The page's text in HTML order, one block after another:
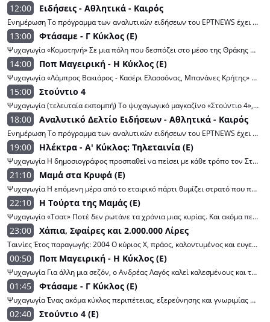
12:00 Ειδήσεις - Αθλητικά - Καιρός
Ενημέρωση Το πρόγραμμα των αναλυτικών ειδήσεων του ΕΡΤNEWS έχει ως βασικό άξονα την εγκυρότητα και την αξιοπιστία. Όλες οι ειδήσεις και οι εξελίξεις από την Ελλάδα αλλά και το εξωτερικό, επτά ημέρες την εβδομάδα. Παρουσίαση: Μαρία Σιώζου
13:00 Φτάσαμε - Γ Κύκλος (E)
Ψυχαγωγία «Κομοτηνή» Σε μια πόλη που δεσπόζει στο μέσο της Θράκης ως σημείο συνάντησης διαφορετικών πολιτισμών και παραδόσεων ταξιδεύει η εκπομπή “Φτάσαμε” με τον Ζερόμ Καλούτα, ο οποίος μαγεύεται από τις εικόνες και γεύσεις της Κομοτηνής. Σκηνοθεσία: Ανδρέας Λουκάκος Διεύθυνση παραγωγής: Λάμπρος Παπαδέας Αρχισυνταξία: Χριστίνα Κατσαντώνη Διεύθυνση φωτογραφίας: Ξενοφών Βαρδαρός Οργάνωση Παραγωγής: Εβελίνα Πιπίδη Έρευνα: Νεκταρία Ψαράκη Παρουσίαση: Ζερόμ Καλούτα
14:00 Ποπ Μαγειρική - Η Κύκλος (E)
Ψυχαγωγία «Λάμπρος Βακιάρος - Κασέρι Ελασσόνας, Μπανάνες Κρήτης» Στην κουζίνα της «ΠΟΠ Μαγειρικής» καταφτάνει ο γνωστός σεφ, Λάμπρος Βακιάρος. Μαζί με τον οικοδεσπότη της εκπομπής Ανδρέα Λαγό, δημιουργούν δύο πολύ γευστικά πιάτα. Επιμέλεια συνταγών: Ανδρέας Λαγός Σκηνοθεσία: Γιώργος Λογοθέτης Οργάνωση παραγωγής: Θοδωρής Σ. Καβαδάς Αρχισυνταξία: Tζίνα Γαβαλά Διεύθυνση παραγωγής: Βασίλης Παπαδάκης Διευθυντής Φωτογραφίας: Θέμης Μερτύρης Υπεύθυνη Καλεσμένων- Δημοσιογραφική επιμέλεια: Νικολέτα Μακρή Παραγωγή: GV Productions Παρουσίαση: Ανδρέας Λαγός
15:00 Στούντιο 4
Ψυχαγωγία (τελευταία εκπομπή) Το ψυχαγωγικό μαγκαζίνο «Στούντιο 4»,με τη Νάνσυ Ζαμπέτογλου και τον Θανάση Αναγνωστόπουλο,μας κρατάει συντροφιά με εκλεκτούς καλεσμένους,ενδιαφέροντα θέματα,ιδιαίτερες ανθρώπινες ιστορίες και κυρίως θετική διάθεση και ενέργεια. Σκηνοθεσία: Θανάσης Τσαουσόπουλος Αρχισυνταξία: Κλεοπάτρα Πατλάκη Βοηθός αρχισυντάκτης: Διονύσης Χριστόπουλος Συντακτική ομάδα: Κώστας Βαϊμάκης, Θάνος Παπαχάμος, Αθηνά Ζώρζου, Βάλια Ζαμπάρα, Κωνσταντίνος Κούρος, Kωνσταντίνος Αρκάς Project director: Γιώργος Ζαμπέτογλου Μουσική επιμέλεια: Μιχάλης Καλφαγιάννης Υπεύθυνη καλεσμένων: Μαρία Χολέβα Στην κουζίνα: Δημήτρης Μακρυνιώτης και Σταύρος Βαρθαλίτης Διεύθυνση παραγωγής: Κυριακή Βρυσοπούλου Παραγωγή: EΡT-Plan A Παρουσίαση: Νάνσυ Ζαμπέτογλου, Θανάσης Αναγνωστόπουλος
18:00 Αναλυτικό Δελτίο Ειδήσεων - Αθλητικά - Καιρός
Ενημέρωση Το πρόγραμμα των αναλυτικών ειδήσεων του ΕΡΤNEWS έχει ως βασικό άξονα την εγκυρότητα και την αξιοπιστία. Όλες οι ειδήσεις και οι εξελίξεις από την Ελλάδα αλλά και το εξωτερικό, επτά ημέρες την εβδομάδα. Παρουσίαση: Απόστολος Μαγγηριάδης
19:00 Ηλέκτρα - Α' Κύκλος: Τηλεταινία (E)
Ψυχαγωγία Η δημοσιογράφος προσπαθεί να πείσει με κάθε τρόπο τον Στέργιο να δώσει συνέντευξη για την αθωότητα του Βασίλη. Γιατί επιμένει τόσο. Ο Νικόλας μέσα στην οργή για την κατάστασή του, αποκαλύπτει ποιος τον πυροβόλησε. Παίζουν: Έμιλυ Κολιανδρή (Ηλέκτρα), Αποστόλης Τότσικας (Παύλος Φιλίππου), Τάσος Γιαννόπουλος (Σωτήρης Βρεττός), Κατερίνα Διδασκάλου (Δόμνα Σαγιά), Γιώργος Συμεωνίδης (Στέργιος Σαγιάς), Λουκία Παπαδάκη (Τιτίκα Βρεττού), Αλέξανδρος Μυλωνάς (Πέτρος Βρεττός), Θανάσης Πατριαρχέας (Νικόλας Βρεττός), Νεφέλη Κουρή (Κατερίνα), Ευαγγελία Μουμούρη (Μερόπη Χατζή), Δανάη Λουκάκη (Ζωή Νικολαΐδου), Δρόσος Σκώτης (Κυριάκος Χατζής), Ειρήνη Λαφαζάνη (Δανάη), Όλγα Μιχαλοπούλου (Νεφέλη), Βίκτωρας Πέτσας (Βασίλης), Μανώλης Γεραπετρίτης (Περλεπές- Διευθυντής σχολείου), Αλέξανδρος Πιεχόβιακ (Νώντας), Γκαλ Ρομπίσα (Μάρκος), Βασίλειος-Κυριάκος Αφεντούλης (αστυνομικός Χάρης), Χρήστος Γεωργαλής (Σεραφεντίνογλου), Ιφιγένεια Πιεριδού (Ουρανία), Αστέριος Κρικώνης (Φανούρης), Φανή Καταβέλη (Ελένη), Ευγενία Καραμπεσίνη (Φιλιώ), Άρης Αντωνόπουλος (υπαστυνόμος Μίμης), Ελένη Κούστα (Μάρω), Άλκης Μαγγόνας (Τέλης), Νεκτάρια Παναγιωτοπούλου (Σοφία), Θάνος Καληώρας (Ταξίαρχος Ανδρέας Γκίκας), Νίκος Ιωαννίδης (Κωνσταντής), Αλέξανδρος Βάρθης (Δικηγόρος Νάσος Δημαράς), Αιμιλιανός Σταματάκης (Σταύρος), Παύλος Κουρτίδης (Ορέστης Μίχος). Σενάριο: Μαντώ Αρβανίτη, Θωμάς Τσαμπάνης Σκηνοθεσία: Βίκυ Μανώλη Διεύθυνση φωτογραφίας: Γιώργος Παπανδρικόπουλος, Γιάννης Μάνος Ενδυματολόγος: Έλενα Παύλου Σκηνογράφος: Κική Πίττα Οργάνωση παραγωγής: Θοδωρής Κόντος Εκτέλεση παραγωγής: JK PRODUCTIONS – ΚΑΡΑΓΙΑΝΝΗΣΠαραγωγή: ΕΡΤ
21:10 Μαμά στα Κρυφά (E)
Ψυχαγωγία Η επόμενη μέρα από το εταιρικό πάρτι θυμίζει στρατό που προσπαθεί να ανασυγκροτήσει τις δυνάμεις του, να μετρήσει απώλειες και να καταστρώσει νέες στρατηγικές. Παράλληλα, το γραφείο αναλαμβάνει δυο νέες σοβαρές υποθέσεις. Παίζουν: Τζένη Θεωνά (Λίζα Βάλβη), Αντίνοος Αλμπάνης (Πάνος Στεφανίδης), Νικολέττα Καρρά (Πέρλα), Άννα Μενενάκου (Μάρθα), Νίκη Λάμη (Νόρα), Ευγενία Δημητροπούλου (Νίνα, σύζυγος Πάνου), Θανάσης Ισιδώρου (Ιάκωβος), Αντιγόνη Δρακουλάκη (Ελένη Παπανικολάου), Κατερίνα Μισιχρόνη (Έλσα Αθανασιάδου), Χάρης Γρηγορόπουλος (Γεώργιος Νικολάου), Κωνσταντίνος Πεσλής (Απόλλωνας), Εμμέλεια Πρίντεζη (Αφροδίτη, κόρη της Λίζας), Παντελής Παπαδόπουλος (Στέφανος Στεφανίδης), Ραφαήλ Καραογλάνης (Αλέξης, γιος της Λίζας)Σκηνοθεσία: Νίκος Ζαπατίνας Σενάριο: Πάνος Αμαραντίδης Παραγωγή: ΕΡΤΕκτέλεση παραγωγής: Primavisione
22:10 Η Τούρτα της Μαμάς (E)
Ψυχαγωγία «Τσατ» Ποτέ δεν ρωτάνε τα χρόνια μιας κυρίας. Και ακόμα περισσότερο αν αυτή η κυρία είναι η αειθαλής Μαριλού. Άλλωστε, για εκείνη ο χρόνος δεν μετρά κι ο χρόνος δεν έχει κανέναν σκοπό και πρόθεση να την εκθέσει. Σενάριo: Αλέξανδρος Ρήγας, Δημήτρης Αποστόλου Σκηνοθεσία: Αλέξανδρος Ρήγας Σκηνογράφος: Ελένη-Μπελέ Καραγιάννη Ενδυματολόγος: Ελένη Μπλέτσα Δ/νση φωτογραφίας: Γιώργος Αποστολίδης Οργάνωση παραγωγής: Ευάγγελος Μαυρογιάννης Εκτέλεση παραγωγής: Στέλιος Αγγελόπουλος Πρωταγωνιστούν: Κώστας Κόκλας (Τάσος, ο μπαμπάς), Καίτη Κωνσταντίνου (Ευανθία, η μαμά), Λυδία Φωτοπούλου (Μαριλού, η γιαγιά), Θάνος Λέκκας (Κυριάκος, ο μεγάλος γιος), Πάρις Θωμόπουλος (Πάρης, ο μεσαίος γιος), Μιχάλης Παπαδημητρίου (Θωμάς, ο μικρός γιος), Ιωάννα Πηλιχού (Βέτα, η νύφη), Αλέξανδρος Ρήγας (Ακύλας, ο θείος και κριτικός θεάτρου). Η Χρύσα Ρώπα στον ρόλο της Αλεξάνδρας, μάνας του Τάσου και η Μαρία Γεωργιάδου στον ρόλο της Βάσως, μάνας της Βέτας. Επίσης, εμφανίζονται οι Υακίνθη Παπαδοπούλου (Μυρτώ), Χάρης Χιώτης (Ζώης), Δημήτρης Τσώκος (Γιάγκος), Τριαντάφυλλος Δελής (Ντέμι), Έφη Παπαθεοδώρου (Τασώ)
23:00 Χάπια, Σφαίρες και 2.000.000 Λίρες
Ταινίες Έτος παραγωγής: 2004 Ο κύριος Χ, πράος, καλοντυμένος και ευγενικός, έχει κάνει μια περιουσία πουλώντας κοκαΐνη και έκσταση χωρίς να λερώνει τα χέρια του. Τώρα θέλει να αποσυρθεί όσο είναι αρκετά νέος για να απολαύσει τα παράνομα κέρδη του. Σκηνοθεσία: Μάθιου Βον Πρωταγωνιστούν: Ντάνιελ Κρεγκ, Σιένα Μίλερ, Τομ Χάρντι, Μάικλ Γκάμπον, Τζέιμι Φόρμαν, Σάλι Χόκινς, Τζοτζ Χάρι, Κένεθ Κράνχαμ
00:50 Ποπ Μαγειρική - Η Κύκλος (E)
Ψυχαγωγία Για άλλη μια σεζόν, ο Ανδρέας Λαγός καλεί καλεσμένους και τηλεθεατές να μην ξεχνούν να μαγειρεύουν με την καρδιά τους, για αυτούς που αγαπούν! Γιατί η μαγειρική μπορεί να είναι ΠΟΠ Μαγειρική! Επιμέλεια συνταγών: Ανδρέας Λαγός Σκηνοθεσία: Γιώργος Λογοθέτης Οργάνωση παραγωγής: Θοδωρής Σ. Καβαδάς Αρχισυνταξία: Tζίνα Γαβαλά Διεύθυνση παραγωγής: Βασίλης Παπαδάκης Διευθυντής Φωτογραφίας: Θέμης Μερτύρης Υπεύθυνη Καλεσμένων- Δημοσιογραφική επιμέλεια: Νικολέτα Μακρή Παραγωγή: GV Productions Παρουσίαση: Ανδρέας Λαγός
01:45 Φτάσαμε - Γ Κύκλος (E)
Ψυχαγωγία Ένας ακόμα κύκλος περιπέτειας, εξερεύνησης και γνωριμίας με πανέμορφους τόπους και ακόμα πιο υπέροχους ανθρώπους ξεκίνησε για την εκπομπή “Φτάσαμε” με τον Ζερόμ Καλούτα. Σκηνοθεσία: Ανδρέας Λουκάκος Διεύθυνση παραγωγής: Λάμπρος Παπαδέας Αρχισυνταξία: Χριστίνα Κατσαντώνη Διεύθυνση φωτογραφίας: Ξενοφών Βαρδαρός Οργάνωση Παραγωγής: Εβελίνα Πιπίδη Έρευνα: Νεκταρία Ψαράκη Παρουσίαση: Ζερόμ Καλούτα
02:40 Στούντιο 4 (E)